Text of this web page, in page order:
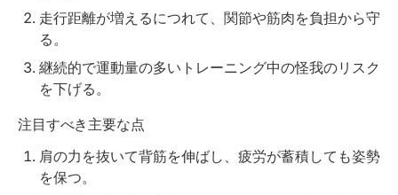
走行距離が増えるにつれて、関節や筋肉を負担から守
る。
継続的で運動量の多いトレーニング中の怪我のリスク
を下げる。
注目すべき主要な点
肩の力を抜いて背筋を伸ばし、疲労が蓄積しても姿勢
を保つ。